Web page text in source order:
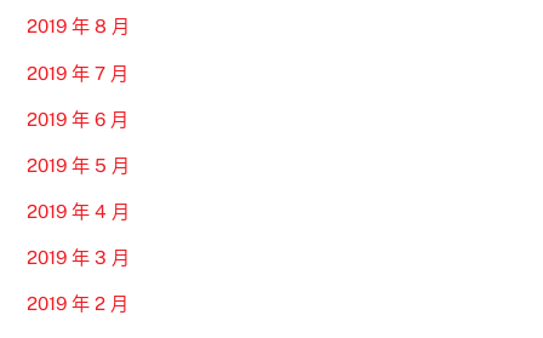
2019 年 8 月
2019 年 7 月
2019 年 6 月
2019 年 5 月
2019 年 4 月
2019 年 3 月
2019 年 2 月